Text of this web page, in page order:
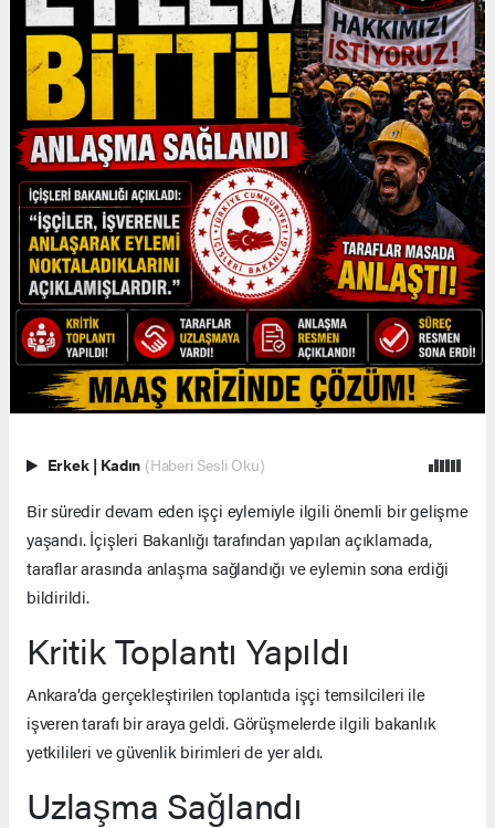
Erkek | Kadın (Haberi Sesli Oku)
Bir süredir devam eden işçi eylemiyle ilgili önemli bir gelişme
yaşandı. İçişleri Bakanlığı tarafından yapılan açıklamada,
taraflar arasında anlaşma sağlandığı ve eylemin sona erdiği
bildirildi.
Kritik Toplantı Yapıldı
Ankara’da gerçekleştirilen toplantıda işçi temsilcileri ile
işveren tarafı bir araya geldi. Görüşmelerde ilgili bakanlık
yetkilileri ve güvenlik birimleri de yer aldı.
Uzlaşma Sağlandı